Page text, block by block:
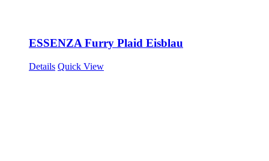
ESSENZA Furry Plaid Eisblau
Details Quick View